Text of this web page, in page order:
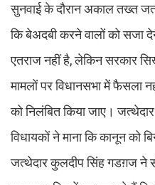
सुनवाई के दौरान अकाल तख्त
कि बेअदबी करने वालों को सजा
एतराज नहीं है, लेकिन सरकार
मामलों पर विधानसभा में
को निलंबित किया जाए।
विधायकों ने माना कि कानून को
जत्थेदार कुलदीप सिंह गडग़ज ने